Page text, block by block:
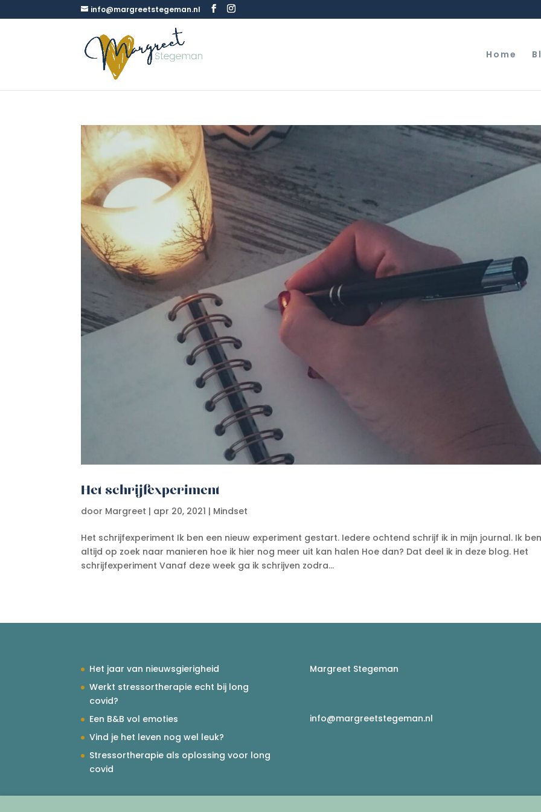
info@margreetstegeman.nl
Home
Het schrijfexperiment
door Margreet | apr 20, 2021 | Mindset
Het schrijfexperiment Ik ben een nieuw experiment gestart. Iedere ochtend schrijf ik in mijn journal. Ik
altijd op zoek naar manieren hoe ik hier nog meer uit kan halen Hoe dan? Dat deel ik in deze blog. Het
schrijfexperiment Vanaf deze week ga ik schrijven zodra...
Het jaar van nieuwsgierigheid
Werkt stressortherapie echt bij long
covid?
Een B&B vol emoties
Vind je het leven nog wel leuk?
Stressortherapie als oplossing voor long
covid
Margreet Stegeman
info@margreetstegeman.nl